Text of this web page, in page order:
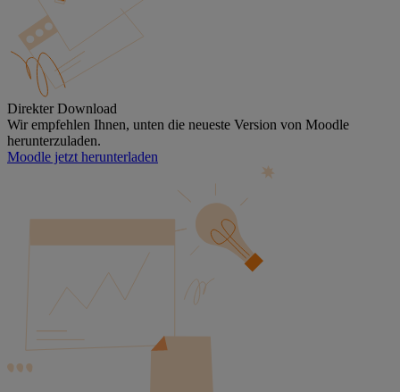
Direkter Download
Wir empfehlen Ihnen, unten die neueste Version von Moodle
herunterzuladen.
Moodle jetzt herunterladen